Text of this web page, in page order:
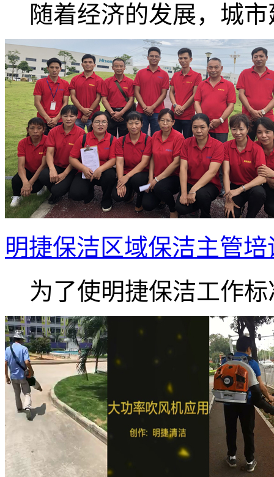
随着经济的发展，城市
明捷保洁区域保洁主管培
为了使明捷保洁工作标